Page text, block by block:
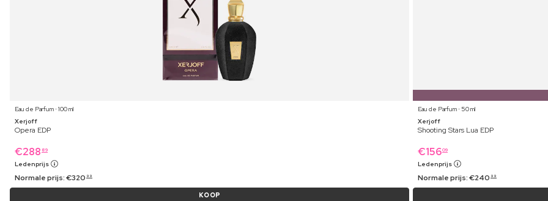
Eau de Parfum ⋅ 100 ml
Xerjoff
Opera EDP
€288 89
Ledenprijs
Normale prijs:€320 99
KOOP
Eau de Parfum ⋅ 50 ml
Xerjoff
Shooting Stars Lua EDP
€15609
Ledenprijs
Normale prijs:€240 99